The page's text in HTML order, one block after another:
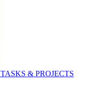
TASKS & PROJECTS